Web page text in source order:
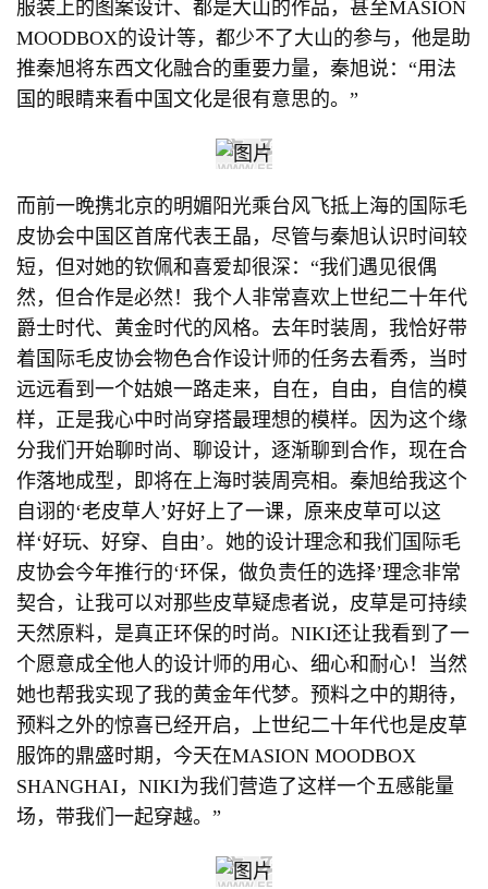
服装上的图案设计、都是大山的作品，甚至MASION
MOODBOX的设计等，都少不了大山的参与，他是助
推秦旭将东西文化融合的重要力量，秦旭说：“用法
国的眼睛来看中国文化是很有意思的。”
而前一晚携北京的明媚阳光乘台风飞抵上海的国际毛
皮协会中国区首席代表王晶，尽管与秦旭认识时间较
短，但对她的钦佩和喜爱却很深：“我们遇见很偶
然，但合作是必然！我个人非常喜欢上世纪二十年代
爵士时代、黄金时代的风格。去年时装周，我恰好带
着国际毛皮协会物色合作设计师的任务去看秀，当时
远远看到一个姑娘一路走来，自在，自由，自信的模
样，正是我心中时尚穿搭最理想的模样。因为这个缘
分我们开始聊时尚、聊设计，逐渐聊到合作，现在合
作落地成型，即将在上海时装周亮相。秦旭给我这个
自诩的‘老皮草人’好好上了一课，原来皮草可以这
样‘好玩、好穿、自由’。她的设计理念和我们国际毛
皮协会今年推行的‘环保，做负责任的选择’理念非常
契合，让我可以对那些皮草疑虑者说，皮草是可持续
天然原料，是真正环保的时尚。NIKI还让我看到了一
个愿意成全他人的设计师的用心、细心和耐心！当然
她也帮我实现了我的黄金年代梦。预料之中的期待，
预料之外的惊喜已经开启，上世纪二十年代也是皮草
服饰的鼎盛时期，今天在MASION MOODBOX
SHANGHAI，NIKI为我们营造了这样一个五感能量
场，带我们一起穿越。”